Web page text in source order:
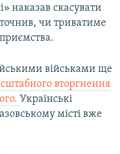
наказав скасувати
чи триватиме
військами ще
вторгнення
Українські
місті вже